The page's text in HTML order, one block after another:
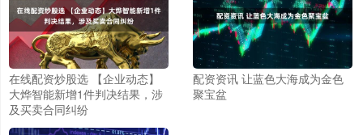
在线配资炒股选 【企业动态】
大烨智能新增1件判决结果，涉
及买卖合同纠纷
配资资讯 让蓝色大海成为金色
聚宝盆